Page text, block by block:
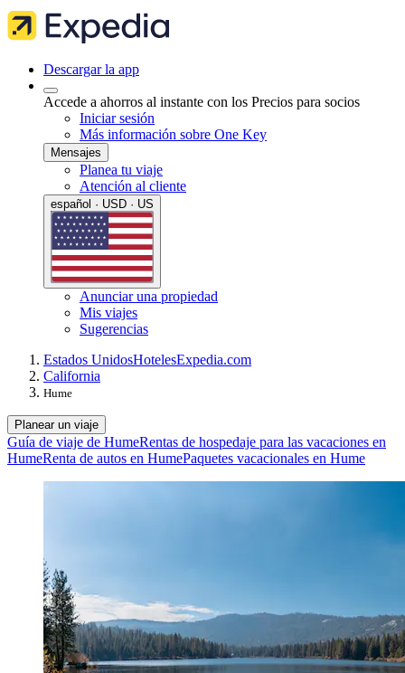
Descargar la app
Accede a ahorros al instante con los Precios para socios
Iniciar sesión
Más información sobre One Key
Mensajes
Planea tu viaje
Atención al cliente
español · USD · US
Anunciar una propiedad
Mis viajes
Sugerencias
Estados UnidosHotelesExpedia.com
California
Hume
Planear un viaje
Guía de viaje de HumeRentas de hospedaje para las vacaciones en
HumeRenta de autos en HumePaquetes vacacionales en Hume